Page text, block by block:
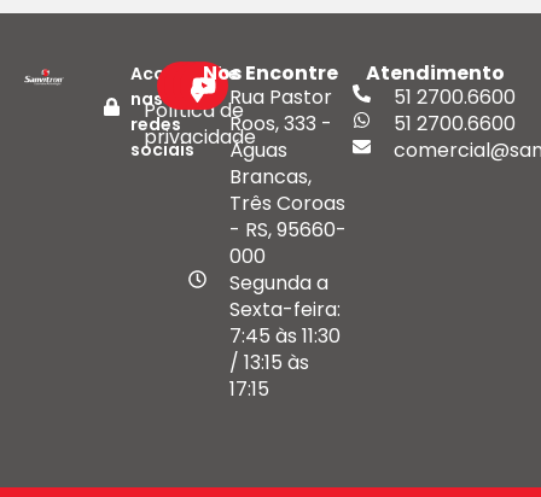
Política de
privacidade
Acompanhe
nas
redes
sociais
Nos Encontre
Rua Pastor
Roos, 333 -
Águas
Brancas,
Três Coroas
- RS, 95660-
000
Segunda a
Sexta-feira:
7:45 às 11:30
/ 13:15 às
17:15
Atendimento
51 2700.6600
51 2700.6600